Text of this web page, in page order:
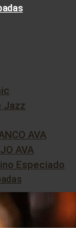
Jazz
AVA
AVA
Especiado